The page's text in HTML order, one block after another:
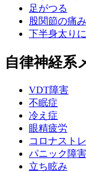
足がつる
股関節の痛み
下半身太り
自律神経系
VDT障害
不眠症
冷え症
眼精疲労
コロナスト
パニック障害
立ち眩み